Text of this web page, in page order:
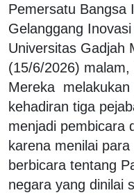
Pemersatu Bangsa
Gelanggang
Universitas Gadjah
(15/6/2026)
Mereka melakukan
kehadiran tiga
menjadi pembicara
karena menilai
berbicara tentang
negara yang dinilai